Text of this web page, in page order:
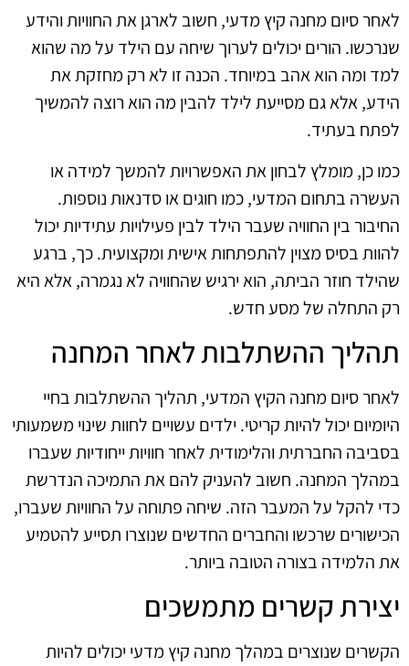
לאחר סיום מחנה קיץ מדעי, חשוב לארגן את החוויות והידע
שנרכשו. הורים יכולים לערוך שיחה עם הילד על מה שהוא
למד ומה הוא אהב במיוחד. הכנה זו לא רק מחזקת את
הידע, אלא גם מסייעת לילד להבין מה הוא רוצה להמשיך
לפתח בעתיד.
כמו כן, מומלץ לבחון את האפשרויות להמשך למידה או
העשרה בתחום המדעי, כמו חוגים או סדנאות נוספות.
החיבור בין החוויה שעבר הילד לבין פעילויות עתידיות יכול
להוות בסיס מצוין להתפתחות אישית ומקצועית. כך, ברגע
שהילד חוזר הביתה, הוא ירגיש שהחוויה לא נגמרה, אלא היא
רק התחלה של מסע חדש.
תהליך ההשתלבות לאחר המחנה
לאחר סיום מחנה הקיץ המדעי, תהליך ההשתלבות בחיי
היומיום יכול להיות קריטי. ילדים עשויים לחוות שינוי משמעותי
בסביבה החברתית והלימודית לאחר חוויות ייחודיות שעברו
במהלך המחנה. חשוב להעניק להם את התמיכה הנדרשת
כדי להקל על המעבר הזה. שיחה פתוחה על החוויות שעברו,
הכישורים שרכשו והחברים החדשים שנוצרו תסייע להטמיע
את הלמידה בצורה הטובה ביותר.
יצירת קשרים מתמשכים
הקשרים שנוצרים במהלך מחנה קיץ מדעי יכולים להיות